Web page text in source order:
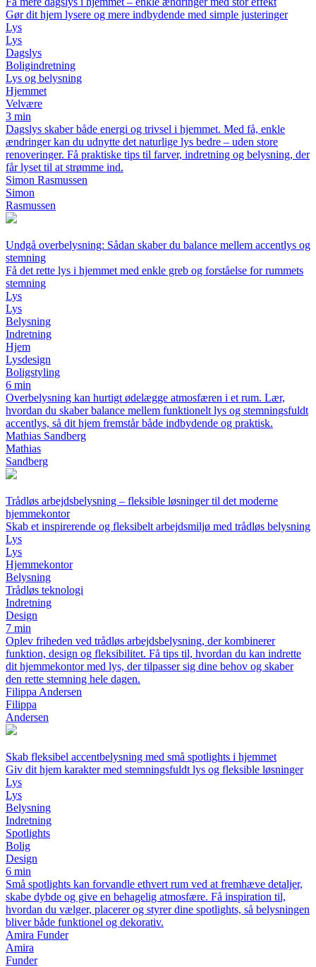
Gør dit hjem lysere og mere indbydende med simple justeringer
Lys
Lys
Dagslys
Boligindretning
Lys og belysning
Hjemmet
Velvære
3 min
Dagslys skaber både energi og trivsel i hjemmet. Med få, enkle
ændringer kan du udnytte det naturlige lys bedre – uden store
renoveringer. Få praktiske tips til farver, indretning og belysning, der
får lyset til at strømme ind.
Simon Rasmussen
Simon
Rasmussen
Undgå overbelysning: Sådan skaber du balance mellem accentlys og
stemning
Få det rette lys i hjemmet med enkle greb og forståelse for rummets
stemning
Lys
Lys
Belysning
Indretning
Hjem
Lysdesign
Boligstyling
6 min
Overbelysning kan hurtigt ødelægge atmosfæren i et rum. Lær,
hvordan du skaber balance mellem funktionelt lys og stemningsfuldt
accentlys, så dit hjem fremstår både indbydende og praktisk.
Mathias Sandberg
Mathias
Sandberg
Trådløs arbejdsbelysning – fleksible løsninger til det moderne
hjemmekontor
Skab et inspirerende og fleksibelt arbejdsmiljø med trådløs belysning
Lys
Lys
Hjemmekontor
Belysning
Trådløs teknologi
Indretning
Design
7 min
Oplev friheden ved trådløs arbejdsbelysning, der kombinerer
funktion, design og fleksibilitet. Få tips til, hvordan du kan indrette
dit hjemmekontor med lys, der tilpasser sig dine behov og skaber
den rette stemning hele dagen.
Filippa Andersen
Filippa
Andersen
Skab fleksibel accentbelysning med små spotlights i hjemmet
Giv dit hjem karakter med stemningsfuldt lys og fleksible løsninger
Lys
Lys
Belysning
Indretning
Spotlights
Bolig
Design
6 min
Små spotlights kan forvandle ethvert rum ved at fremhæve detaljer,
skabe dybde og give en behagelig atmosfære. Få inspiration til,
hvordan du vælger, placerer og styrer dine spotlights, så belysningen
bliver både funktionel og dekorativ.
Amira Funder
Amira
Funder